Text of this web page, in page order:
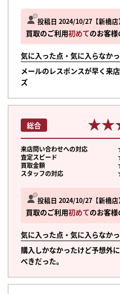
投稿日 2024/10/27 新橋店
買取のご利用初めてのお客
気に入った点・気に入らなか
メールのレスポンスが早く来
ズ
投稿日 2024/10/27 新橋店
買取のご利用初めてのお客
気に入った点・気に入らなか
購入しかなかったけど予想外
べきだった。
総合
来店問い合わせへの対応
査定スピード
買取金額
スタッフの対応